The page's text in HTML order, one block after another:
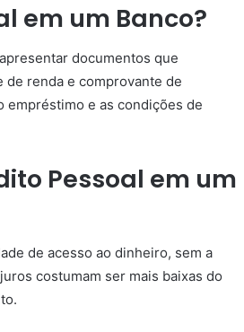
em um Banco?
documentos que
de renda e comprovante de
empréstimo e as condições de
Pessoal em um
de acesso ao dinheiro, sem a
costumam ser mais baixas do